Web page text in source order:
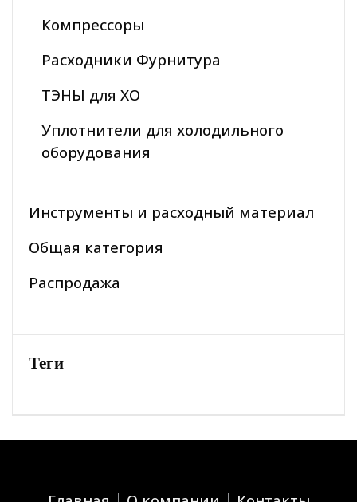
Компрессоры
Расходники Фурнитура
ТЭНЫ для ХО
Уплотнители для холодильного
оборудования
Инструменты и расходный материал
Общая категория
Распродажа
Теги